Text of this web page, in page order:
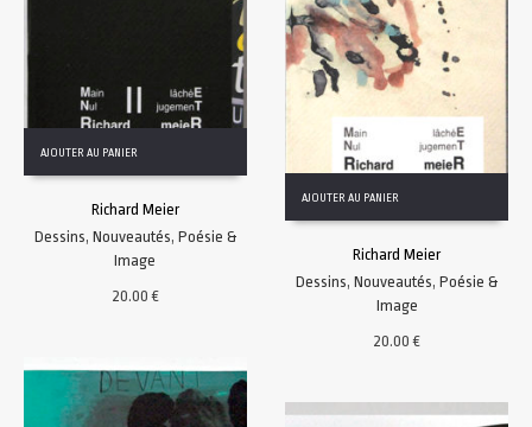
AJOUTER AU PANIER
Richard Meier
Dessins, Nouveautés, Poésie &
Image
20.00€
AJOUTER AU PANIER
Richard Meier
Dessins,Nouveautés,Poésie &
Image
20.00€